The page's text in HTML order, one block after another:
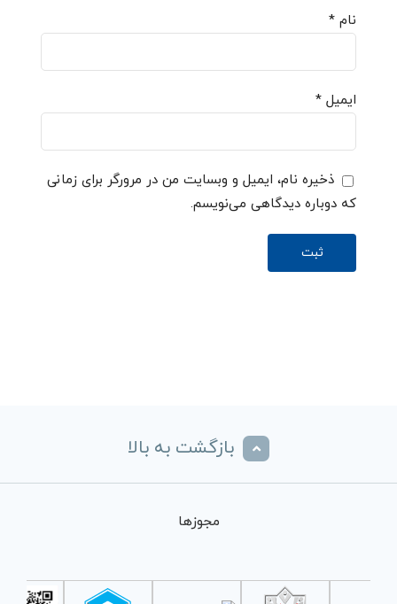
نام *
ایمیل *
ذخیره نام، ایمیل و وبسایت من در مرورگر برای زمانی
که دوباره دیدگاهی می‌نویسم.
بازگشت به بالا
مجوزها